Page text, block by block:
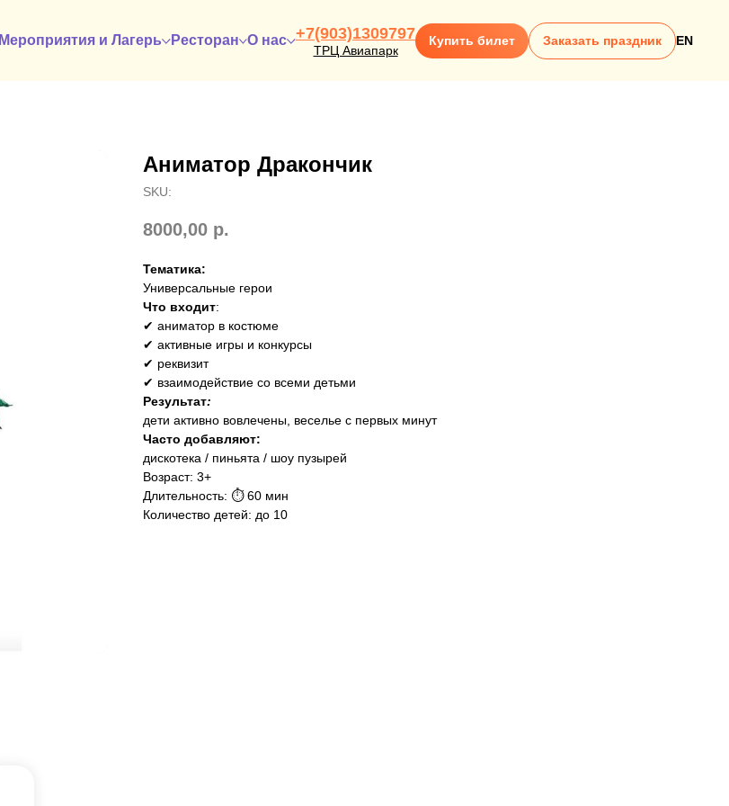
Мероприятия и Лагерь Ресторан О нас +7(903)1309797
ТРЦ Авиапарк
Купить билет Заказать праздник EN
Аниматор Дракончик
SKU:
8000,00 р.
Тематика:
Универсальные герои
Что входит:
✔ аниматор в костюме
✔ активные игры и конкурсы
✔ реквизит
✔ взаимодействие со всеми детьми
Результат:
дети активно вовлечены, веселье с первых минут
Часто добавляют:
дискотека / пиньята / шоу пузырей
Возраст: 3+
Длительность: ⏱ 60 мин
Количество детей: до 10